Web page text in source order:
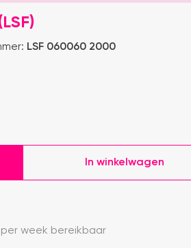
LSF 060060 2000
In winkelwagen
week bereikbaar